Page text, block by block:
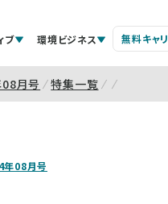
ブ 環境ビジネス 無料キャ
月号 特集一覧
年08月号